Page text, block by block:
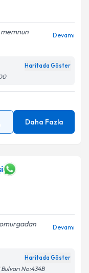
Devamı
Haritada Göster
Daha Fazla
Devamı
Haritada Göster
No:434B